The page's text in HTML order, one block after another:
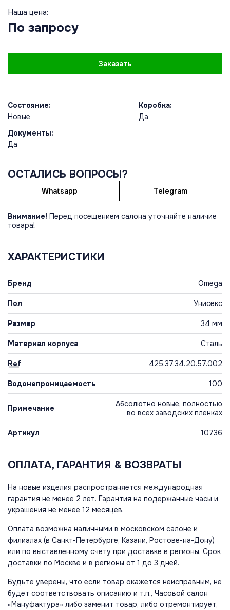
Наша цена:
По запросу
Заказать
Состояние:
Новые
Коробка:
Да
Документы:
Да
ОСТАЛИСЬ ВОПРОСЫ?
Whatsapp Telegram
Внимание! Перед посещением салона уточняйте наличие
товара!
ХАРАКТЕРИСТИКИ
Бренд Omega
Пол Унисекс
Размер 34 мм
Материал корпуса Сталь
Ref 425.37.34.20.57.002
Водонепроницаемость 100
Примечание
Абсолютно новые, полностью
во всех заводских пленках
Артикул 10736
ОПЛАТА, ГАРАНТИЯ & ВОЗВРАТЫ
На новые изделия распространяется международная
гарантия не менее 2 лет. Гарантия на подержанные часы и
украшения не менее 12 месяцев.
Оплата возможна наличными в московском салоне и
филиалах (в Санкт-Петербурге, Казани, Ростове-на-Дону)
или по выставленному счету при доставке в регионы. Срок
доставки по Москве и в регионы от 1 до 3 дней.
Будьте уверены, что если товар окажется неисправным, не
будет соответствовать описанию и т.п., Часовой салон
«Мануфактура» либо заменит товар, либо отремонтирует,